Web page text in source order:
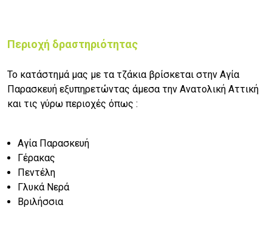
Περιοχή δραστηριότητας
Το κατάστημά μας με τα τζάκια βρίσκεται στην Αγία
Παρασκευή εξυπηρετώντας άμεσα την Ανατολική Αττική
και τις γύρω περιοχές όπως :
Αγία Παρασκευή
Γέρακας
Πεντέλη
Γλυκά Νερά
Βριλήσσια